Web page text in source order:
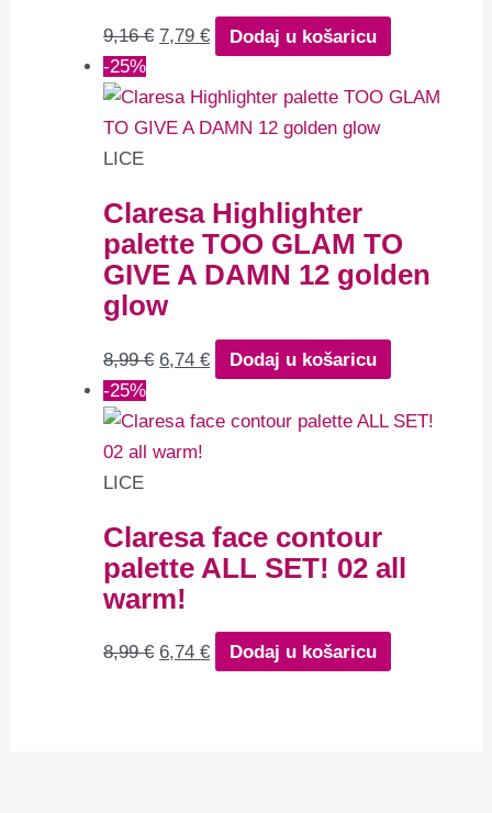
9,16€ 7,79€
Dodaj u košaricu
-25%
LICE
Claresa Highlighter
palette TOO GLAM TO
GIVE A DAMN 12 golden
glow
8,99€ 6,74€
Dodaj u košaricu
-25%
LICE
Claresa face contour
palette ALL SET! 02 all
warm!
8,99€ 6,74€ Dodaj u košaricu